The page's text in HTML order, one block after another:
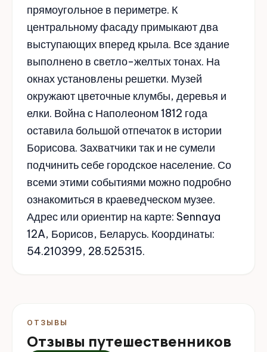
прямоугольное в периметре. К
центральному фасаду примыкают два
выступающих вперед крыла. Все здание
выполнено в светло-желтых тонах. На
окнах установлены решетки. Музей
окружают цветочные клумбы, деревья и
елки. Война с Наполеоном 1812 года
оставила большой отпечаток в истории
Борисова. Захватчики так и не сумели
подчинить себе городское население. Со
всеми этими событиями можно подробно
ознакомиться в краеведческом музее.
Адрес или ориентир на карте: Sennaya
12A, Борисов, Беларусь. Координаты:
54.210399, 28.525315.
ОТЗЫВЫ
Отзывы путешественников